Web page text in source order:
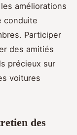
améliorations
conduite
Participer
des amitiés
précieux sur
voitures
des